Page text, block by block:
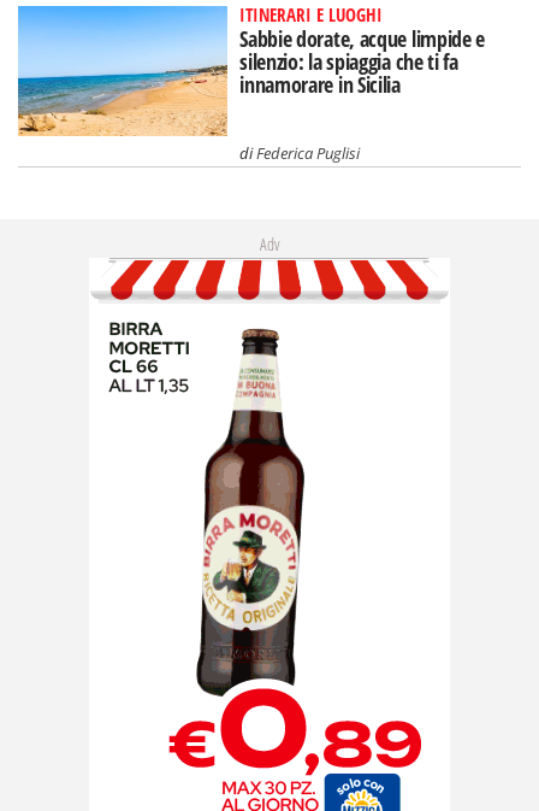
ITINERARI E LUOGHI
Sabbie dorate, acque limpide e
silenzio: la spiaggia che ti fa
innamorare in Sicilia
diFederica Puglisi
Adv